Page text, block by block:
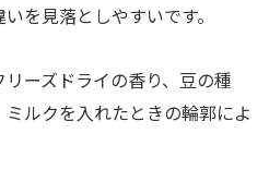
を見落としやすいです。
ーズドライの香り、豆の種
ルクを入れたときの輪郭によ